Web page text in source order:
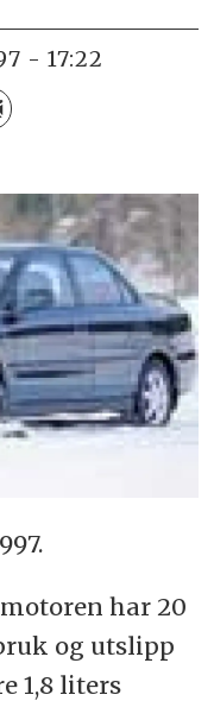
- 17:22
har 20
og utslipp
1,8 liters